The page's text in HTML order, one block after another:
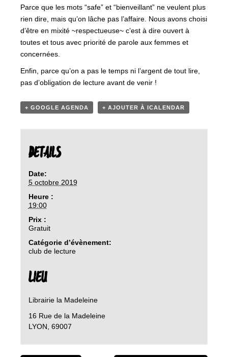
Parce que les mots “safe” et “bienveillant” ne veulent plus
rien dire, mais qu’on lâche pas l’affaire. Nous avons choisi
d’être en mixité ~respectueuse~ c’est à dire ouvert à
toutes et tous avec priorité de parole aux femmes et
concernées.
Enfin, parce qu’on a pas le temps ni l’argent de tout lire,
pas d’obligation de lecture avant de venir !
+ GOOGLE AGENDA + AJOUTER À ICALENDAR
DETAILS
Date:
5 octobre 2019
Heure :
19:00
Prix :
Gratuit
Catégorie d’évènement:
club de lecture
LIEU
Librairie la Madeleine
16 Rue de la Madeleine
LYON 69007